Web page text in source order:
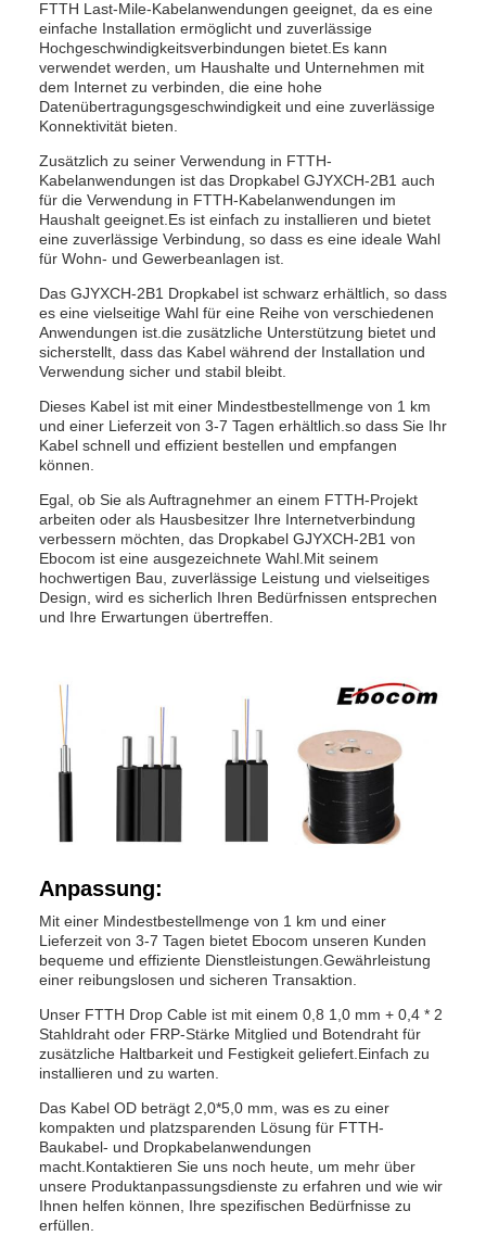
FTTH Last-Mile-Kabelanwendungen geeignet, da es eine
einfache Installation ermöglicht und zuverlässige
Hochgeschwindigkeitsverbindungen bietet.Es kann
verwendet werden, um Haushalte und Unternehmen mit
dem Internet zu verbinden, die eine hohe
Datenübertragungsgeschwindigkeit und eine zuverlässige
Konnektivität bieten.
Zusätzlich zu seiner Verwendung in FTTH-
Kabelanwendungen ist das Dropkabel GJYXCH-2B1 auch
für die Verwendung in FTTH-Kabelanwendungen im
Haushalt geeignet.Es ist einfach zu installieren und bietet
eine zuverlässige Verbindung, so dass es eine ideale Wahl
für Wohn- und Gewerbeanlagen ist.
Das GJYXCH-2B1 Dropkabel ist schwarz erhältlich, so dass
es eine vielseitige Wahl für eine Reihe von verschiedenen
Anwendungen ist.die zusätzliche Unterstützung bietet und
sicherstellt, dass das Kabel während der Installation und
Verwendung sicher und stabil bleibt.
Dieses Kabel ist mit einer Mindestbestellmenge von 1 km
und einer Lieferzeit von 3-7 Tagen erhältlich.so dass Sie Ihr
Kabel schnell und effizient bestellen und empfangen
können.
Egal, ob Sie als Auftragnehmer an einem FTTH-Projekt
arbeiten oder als Hausbesitzer Ihre Internetverbindung
verbessern möchten, das Dropkabel GJYXCH-2B1 von
Ebocom ist eine ausgezeichnete Wahl.Mit seinem
hochwertigen Bau, zuverlässige Leistung und vielseitiges
Design, wird es sicherlich Ihren Bedürfnissen entsprechen
und Ihre Erwartungen übertreffen.
Anpassung:
Mit einer Mindestbestellmenge von 1 km und einer
Lieferzeit von 3-7 Tagen bietet Ebocom unseren Kunden
bequeme und effiziente Dienstleistungen.Gewährleistung
einer reibungslosen und sicheren Transaktion.
Unser FTTH Drop Cable ist mit einem 0,8 1,0 mm + 0,4 * 2
Stahldraht oder FRP-Stärke Mitglied und Botendraht für
zusätzliche Haltbarkeit und Festigkeit geliefert.Einfach zu
installieren und zu warten.
Das Kabel OD beträgt 2,0*5,0 mm, was es zu einer
kompakten und platzsparenden Lösung für FTTH-
Baukabel- und Dropkabelanwendungen
macht.Kontaktieren Sie uns noch heute, um mehr über
unsere Produktanpassungsdienste zu erfahren und wie wir
Ihnen helfen können, Ihre spezifischen Bedürfnisse zu
erfüllen.